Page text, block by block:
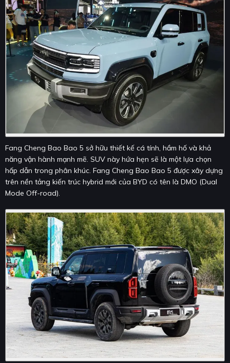
Fang Cheng Bao Bao 5 sở hữu thiết kế cá tính, hầm hố và khả
năng vận hành mạnh mẽ. SUV này hứa hẹn sẽ là một lựa chọn
hấp dẫn trong phân khúc. Fang Cheng Bao Bao 5 được xây dựng
trên nền tảng kiến trúc hybrid mới của BYD có tên là DMO (Dual
Mode Off-road).